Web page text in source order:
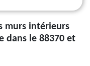
murs intérieurs
dans le 88370 et